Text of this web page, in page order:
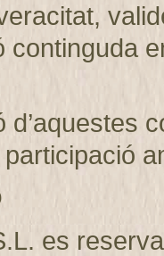
continguda
d’aquestes
participació
es